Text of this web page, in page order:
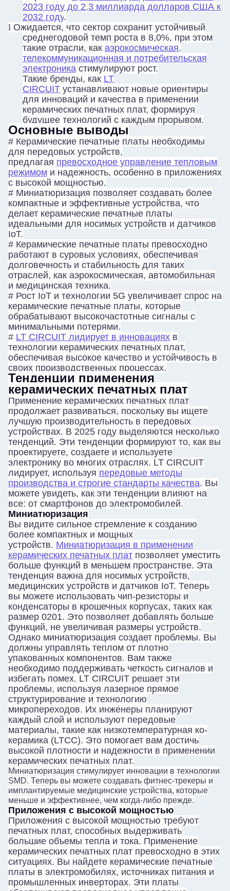
2023 году до 2,3 миллиарда долларов США к
2032 году.
l Ожидается, что сектор сохранит устойчивый
среднегодовой темп роста в 8,0%, при этом
такие отрасли, как аэрокосмическая,
телекоммуникационная и потребительская
электроника стимулируют рост.
Такие бренды, как LT
CIRCUIT устанавливают новые ориентиры
для инноваций и качества в применении
керамических печатных плат, формируя
будущее технологий с каждым прорывом.
Основные выводы
# Керамические печатные платы необходимы
для передовых устройств,
предлагая превосходное управление тепловым
режимом и надежность, особенно в приложениях
с высокой мощностью.
# Миниатюризация позволяет создавать более
компактные и эффективные устройства, что
делает керамические печатные платы
идеальными для носимых устройств и датчиков
IoT.
# Керамические печатные платы превосходно
работают в суровых условиях, обеспечивая
долговечность и стабильность для таких
отраслей, как аэрокосмическая, автомобильная
и медицинская техника.
# Рост IoT и технологии 5G увеличивает спрос на
керамические печатные платы, которые
обрабатывают высокочастотные сигналы с
минимальными потерями.
# LT CIRCUIT лидирует в инновациях в
технологии керамических печатных плат,
обеспечивая высокое качество и устойчивость в
своих производственных процессах.
Тенденции применения
керамических печатных плат
Применение керамических печатных плат
продолжает развиваться, поскольку вы ищете
лучшую производительность в передовых
устройствах. В 2025 году выделяются несколько
тенденций. Эти тенденции формируют то, как вы
проектируете, создаете и используете
электронику во многих отраслях. LT CIRCUIT
лидирует, используя передовые методы
производства и строгие стандарты качества. Вы
можете увидеть, как эти тенденции влияют на
все: от смартфонов до электромобилей.
Миниатюризация
Вы видите сильное стремление к созданию
более компактных и мощных
устройств. Миниатюризация в применении
керамических печатных плат позволяет уместить
больше функций в меньшем пространстве. Эта
тенденция важна для носимых устройств,
медицинских устройств и датчиков IoT. Теперь
вы можете использовать чип-резисторы и
конденсаторы в крошечных корпусах, таких как
размер 0201. Это позволяет добавлять больше
функций, не увеличивая размеры устройств.
Однако миниатюризация создает проблемы. Вы
должны управлять теплом от плотно
упакованных компонентов. Вам также
необходимо поддерживать четкость сигналов и
избегать помех. LT CIRCUIT решает эти
проблемы, используя лазерное прямое
структурирование и технологию
микропереходов. Их инженеры планируют
каждый слой и используют передовые
материалы, такие как низкотемпературная ко-
керамика (LTCC). Это помогает вам достичь
высокой плотности и надежности в применении
керамических печатных плат.
Миниатюризация стимулирует инновации в технологии
SMD. Теперь вы можете создавать фитнес-трекеры и
имплантируемые медицинские устройства, которые
меньше и эффективнее, чем когда-либо прежде.
Приложения с высокой мощностью
Приложения с высокой мощностью требуют
печатных плат, способных выдерживать
большие объемы тепла и тока. Применение
керамических печатных плат превосходно в этих
ситуациях. Вы найдете керамические печатные
платы в электромобилях, источниках питания и
промышленных инверторах. Эти платы